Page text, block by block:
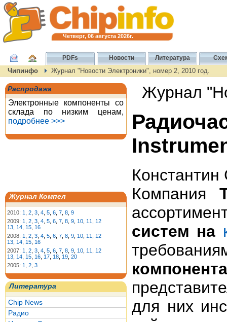
Четверг, 06 августа 2026г.
PDFs Новости Литература
Чипинфо Журнал "Новости Электроники", номер 2, 2010 год.
Распродажа
Электронные компоненты со
склада по низким ценам,
подробнее >>>
Журнал Компел
2010: 1 2 3 4 5 6 7 8 9
2009: 1 2 3 4 5 6 7 8 9 10 11
12
13 14 15 16
2008: 1 2 3 4 5 6 7 8 9 10 11
12
13 14 15 16
2007: 1 2 3 4 5 6 7 8 9 10 11
12
13 14 15 16 17 18 19 20
2005: 1 2 3
Литература
Chip News
Радио
Журнал
Компания
систем на
для них